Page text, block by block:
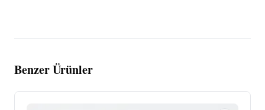
Benzer Ürünler